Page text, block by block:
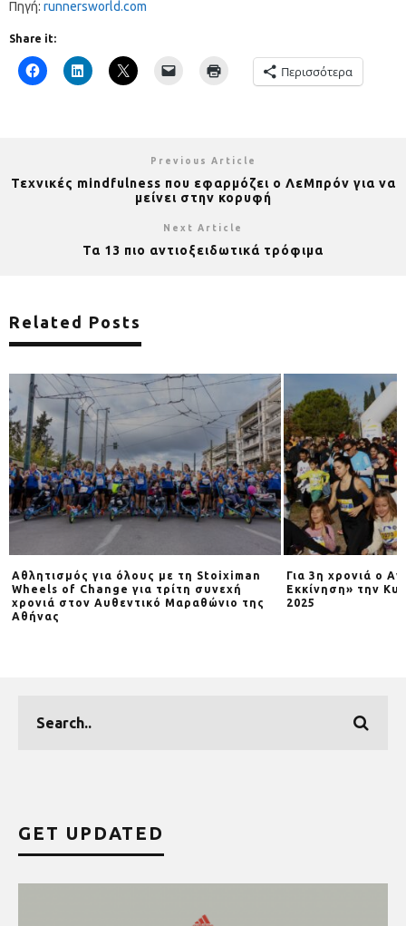
Πηγή: runnersworld.com
Share it:
Περισσότερα
Previous Article
Τεχνικές mindfulness που εφαρμόζει ο ΛεΜπρόν για να
μείνει στην κορυφή
Next Article
Τα 13 πιο αντιοξειδωτικά τρόφιμα
Related Posts
Αθλητισμός για όλους με τη Stoiximan
Wheels of Change για τρίτη συνεχή
χρονιά στον Αυθεντικό Μαραθώνιο της
Αθήνας
Για 3η χρονιά o
Εκκίνηση» την
2025
GET UPDATED